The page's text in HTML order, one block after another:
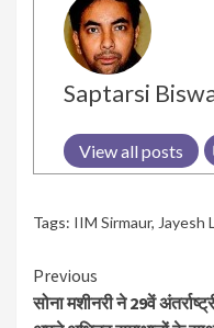
Saptarsi
View all posts
Tags: IIM Sirmaur, Jayesh
Continue
Reading
Previous
सोना मशीनरी ने 29वें